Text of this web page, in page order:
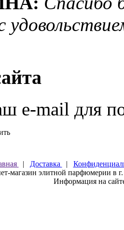
e-mail для
| Доставка |
магазин элитной парфюмерии в
Информация на